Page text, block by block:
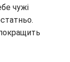
чужі